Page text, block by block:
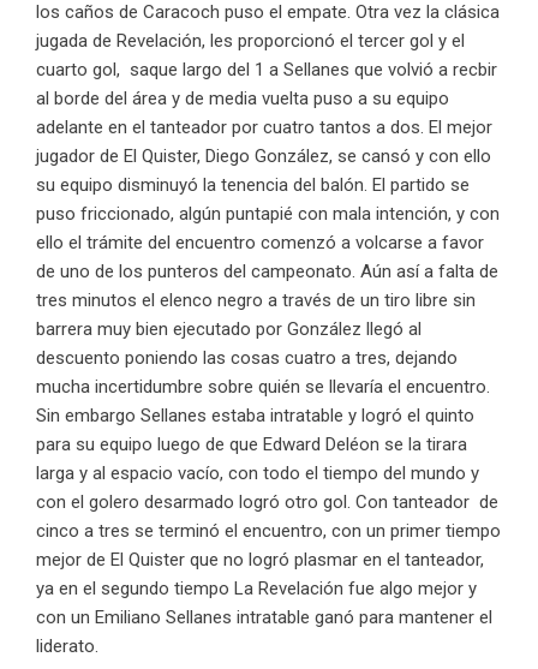
los caños de Caracoch puso el empate. Otra vez la clásica
jugada de Revelación, les proporcionó el tercer gol y el
cuarto gol, saque largo del 1 a Sellanes que volvió a recbir
al borde del área y de media vuelta puso a su equipo
adelante en el tanteador por cuatro tantos a dos. El mejor
jugador de El Quister, Diego González, se cansó y con ello
su equipo disminuyó la tenencia del balón. El partido se
puso friccionado, algún puntapié con mala intención, y con
ello el trámite del encuentro comenzó a volcarse a favor
de uno de los punteros del campeonato. Aún así a falta de
tres minutos el elenco negro a través de un tiro libre sin
barrera muy bien ejecutado por González llegó al
descuento poniendo las cosas cuatro a tres, dejando
mucha incertidumbre sobre quién se llevaría el encuentro.
Sin embargo Sellanes estaba intratable y logró el quinto
para su equipo luego de que Edward Deléon se la tirara
larga y al espacio vacío, con todo el tiempo del mundo y
con el golero desarmado logró otro gol. Con tanteador de
cinco a tres se terminó el encuentro, con un primer tiempo
mejor de El Quister que no logró plasmar en el tanteador,
ya en el segundo tiempo La Revelación fue algo mejor y
con un Emiliano Sellanes intratable ganó para mantener el
liderato.